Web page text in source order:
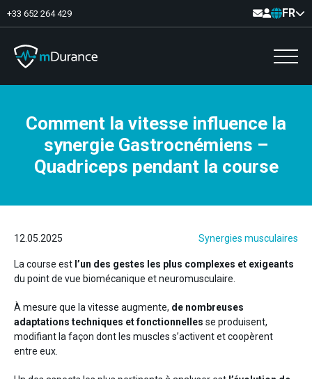
+33 652 264 429 FR
Déficit et excès
Synergies musculaires
Asymétries
Analyse musculaire
Plancher pelvien
Entraînement
Neurologie
Comment la vitesse influence la
synergie Gastrocnémiens –
Quadriceps pendant la course
12.05.2025 Synergies musculaires
La course est l’un des gestes les plus complexes et exigeants
du point de vue biomécanique et neuromusculaire.
À mesure que la vitesse augmente, de nombreuses
adaptations techniques et fonctionnelles se produisent,
modifiant la façon dont les muscles s’activent et coopèrent
entre eux.